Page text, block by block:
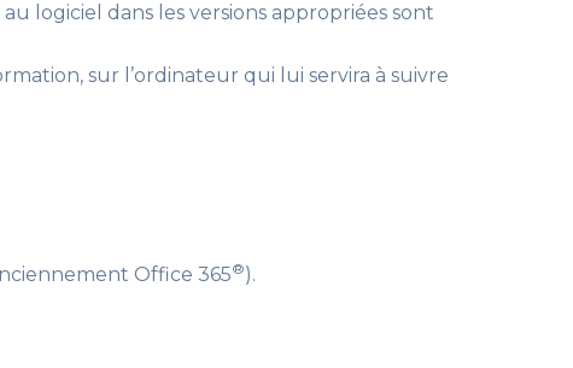
logiciel dans les versions appropriées sont
sur l’ordinateur qui lui servira à suivre
Office 365®).